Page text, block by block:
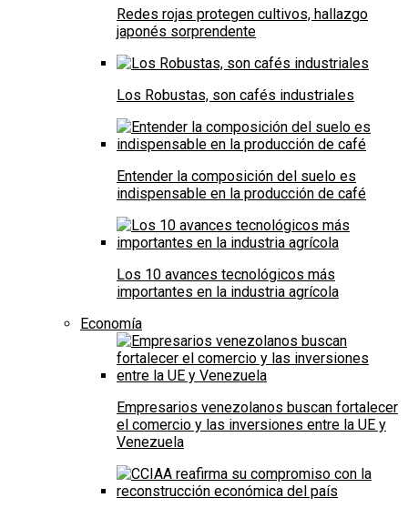
Redes rojas protegen cultivos, hallazgo
japonés sorprendente
Los Robustas, son cafés industriales
Entender la composición del suelo es
indispensable en la producción de café
Los 10 avances tecnológicos más
importantes en la industria agrícola
Economía
Empresarios venezolanos buscan fortalecer
el comercio y las inversiones entre la UE y
Venezuela